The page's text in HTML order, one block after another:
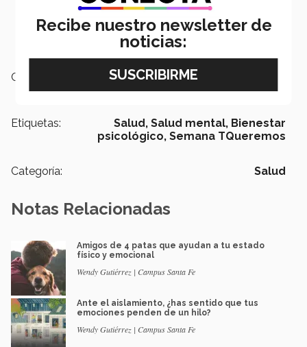
Campus:
Etiquetas: Salud, Salud mental, Bienestar
psicológico, Semana TQueremos
Categoría: Salud
Notas Relacionadas
Amigos de 4 patas que ayudan a tu estado
físico y emocional
Wendy Gutiérrez | Campus Santa Fe
Ante el aislamiento, ¿has sentido que tus
emociones penden de un hilo?
Wendy Gutiérrez | Campus Santa Fe
Recibe nuestro newsletter de
noticias: